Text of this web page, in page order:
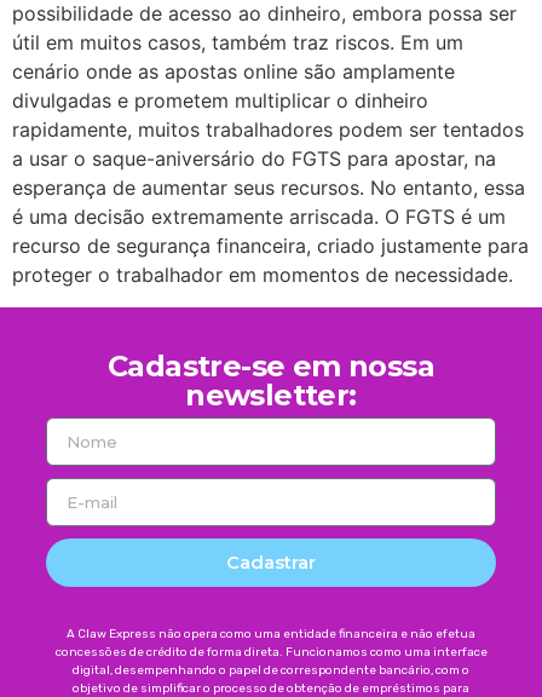
possibilidade de acesso ao dinheiro, embora possa ser
útil em muitos casos, também traz riscos. Em um
cenário onde as apostas online são amplamente
divulgadas e prometem multiplicar o dinheiro
rapidamente, muitos trabalhadores podem ser tentados
a usar o saque-aniversário do FGTS para apostar, na
esperança de aumentar seus recursos. No entanto, essa
é uma decisão extremamente arriscada. O FGTS é um
recurso de segurança financeira, criado justamente para
proteger o trabalhador em momentos de necessidade.
Cadastre-se em nossa
newsletter:
Cadastrar
A Claw Express não opera como uma entidade financeira e não efetua
concessões de crédito de forma direta. Funcionamos como uma interface
digital, desempenhando o papel de correspondente bancário, com o
objetivo de simplificar o processo de obtenção de empréstimos para